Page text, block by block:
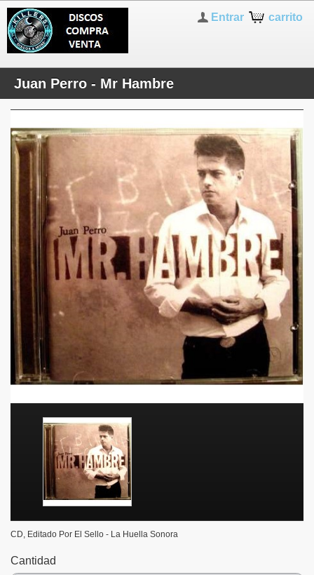
carrito
Entrar
Juan Perro - Mr Hambre
CD, Editado Por El Sello - La Huella Sonora
Cantidad